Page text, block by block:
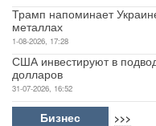
Трамп напоминает
металлах
1-08-2026, 17:28
США инвестируют в
долларов
31-07-2026, 16:52
Бизнес >>>